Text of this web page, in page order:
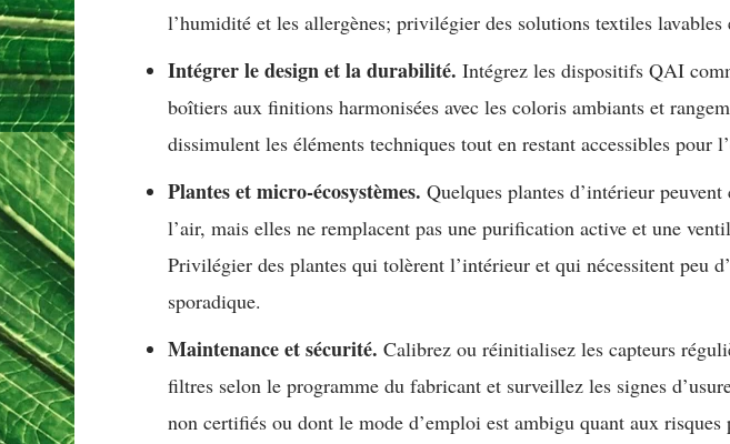
l’humidité et les allergènes; privilégier des solutions textiles lavables
Intégrer le design et la durabilité. Intégrez les dispositifs QAI
boîtiers aux finitions harmonisées avec les coloris ambiants et
dissimulent les éléments techniques tout en restant accessibles pour
Plantes et micro-écosystèmes. Quelques plantes d’intérieur
l’air, mais elles ne remplacent pas une purification active et une
Privilégier des plantes qui tolèrent l’intérieur et qui nécessitent peu
sporadique.
Maintenance et sécurité. Calibrez ou réinitialisez les capteurs
filtres selon le programme du fabricant et surveillez les signes
non certifiés ou dont le mode d’emploi est ambigu quant aux